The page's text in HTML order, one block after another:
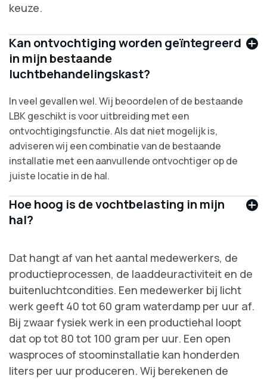
keuze.
Kan ontvochtiging worden geïntegreerd
in mijn bestaande
luchtbehandelingskast?
In veel gevallen wel. Wij beoordelen of de bestaande
LBK geschikt is voor uitbreiding met een
ontvochtigingsfunctie. Als dat niet mogelijk is,
adviseren wij een combinatie van de bestaande
installatie met een aanvullende ontvochtiger op de
juiste locatie in de hal.
Hoe hoog is de vochtbelasting in mijn
hal?
Dat hangt af van het aantal medewerkers, de
productieprocessen, de laaddeuractiviteit en de
buitenluchtcondities. Een medewerker bij licht
werk geeft 40 tot 60 gram waterdamp per uur af.
Bij zwaar fysiek werk in een productiehal loopt
dat op tot 80 tot 100 gram per uur. Een open
wasproces of stoominstallatie kan honderden
liters per uur produceren. Wij berekenen de